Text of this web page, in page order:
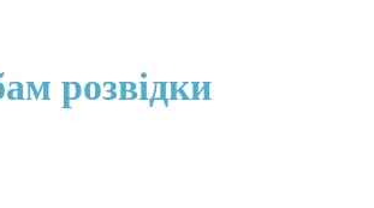
розвідки